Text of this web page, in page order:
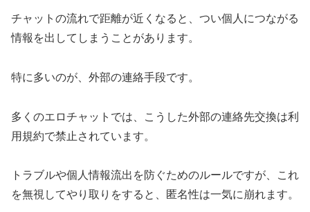
チャットの流れで距離が近くなると、つい個人につながる
情報を出してしまうことがあります。
特に多いのが、外部の連絡手段です。
多くのエロチャットでは、こうした外部の連絡先交換は利
用規約で禁止されています。
トラブルや個人情報流出を防ぐためのルールですが、これ
を無視してやり取りをすると、匿名性は一気に崩れます。